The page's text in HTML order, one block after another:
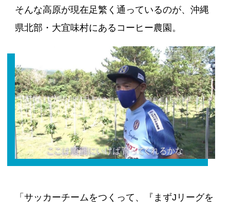
そんな高原が現在足繁く通っているのが、沖縄
県北部・大宜味村にあるコーヒー農園。
「サッカーチームをつくって、『まずJリーグを